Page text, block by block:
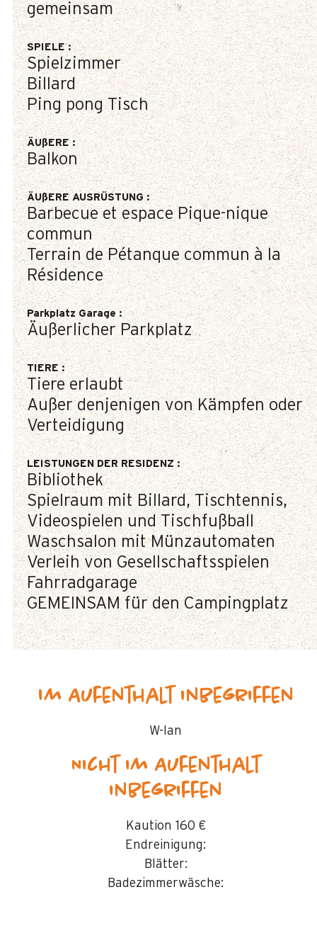
gemeinsam
SPIELE:
Spielzimmer
Billard
Ping pong Tisch
ÄUßERE:
Balkon
ÄUßERE AUSRÜSTUNG:
Barbecue et espace Pique-nique
commun
Terrain de Pétanque commun à la
Résidence
Parkplatz Garage :
Äußerlicher Parkplatz
TIERE:
Tiere erlaubt
Außer denjenigen von Kämpfen oder
Verteidigung
LEISTUNGEN DER RESIDENZ:
Bibliothek
Spielraum mit Billard, Tischtennis,
Videospielen und Tischfußball
Waschsalon mit Münzautomaten
Verleih von Gesellschaftsspielen
Fahrradgarage
GEMEINSAM für den Campingplatz
Im Aufenthalt inbegriffen
W-lan
Nicht im Aufenthalt
inbegriffen
Kaution 160 €
Endreinigung:
Blätter:
Badezimmerwäsche: